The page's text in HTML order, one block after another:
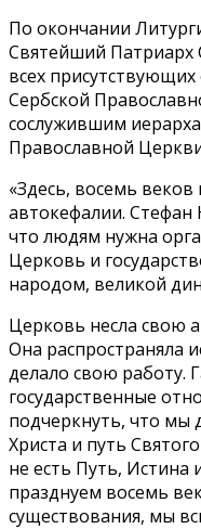
По окончании
Святейший Патриарх
всех
Сербской
сослужившим
Православной
«Здесь, восемь
автокефалии. Стефан
что людям нужна
Церковь и
народом, великой
Церковь несла свою
Она распространяла
делало свою работу.
государственные
подчеркнуть, что мы
Христа и путь
не есть Путь, Истина
празднуем восемь
существования, мы